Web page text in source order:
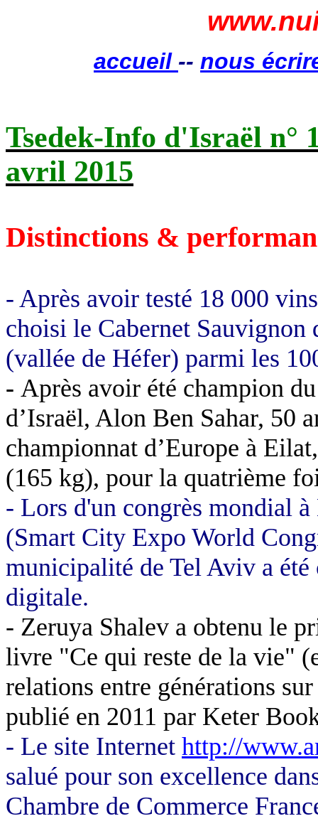
accueil -- nous
Tsedek-Info d'Israël n°
avril 2015
Distinctions &
- Après avoir testé 18 000
choisi le Cabernet Sauvignon
(vallée de Héfer) parmi les
- Après avoir été champion
d’Israël, Alon Ben Sahar, 50
championnat d’Europe à
(165 kg), pour la quatrième
- Lors d'un congrès mondial
(Smart City Expo World
municipalité de Tel Aviv a été
digitale.
- Zeruya Shalev a obtenu le
livre "Ce qui reste de la vie"
relations entre générations
publié en 2011 par Keter
- Le site Internet http://
salué pour son excellence
Chambre de Commerce